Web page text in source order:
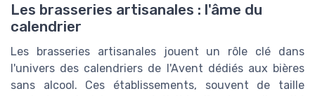
Les brasseries artisanales : l'âme du
calendrier
Les brasseries artisanales jouent un rôle clé dans
l'univers des calendriers de l'Avent dédiés aux bières
sans alcool. Ces établissements, souvent de taille